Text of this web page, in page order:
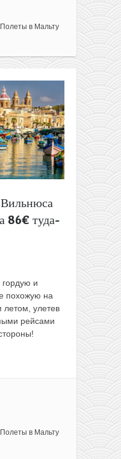
Полеты в Мальту
86€ туда-
и
похожую на
улетев
рейсами
Полеты в Мальту